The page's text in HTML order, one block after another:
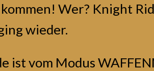
Wer? Knight
wieder.
ist vom Modus